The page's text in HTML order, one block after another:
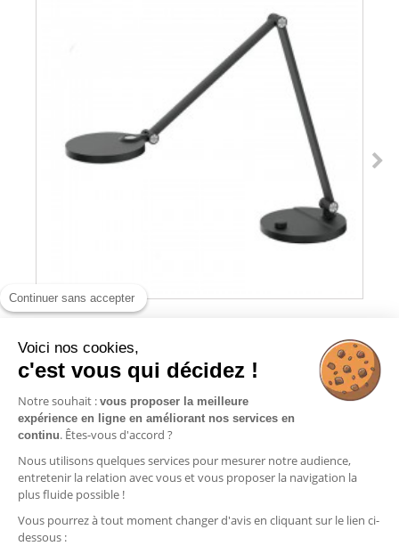
LAMPE DE BUREAU LED FLEXIBLE -
Ajouter au panier
Informations
Continuer sans accepter
Voici nos cookies,
c'est vous qui décidez !
Notre souhait : vous proposer la meilleure
expérience en ligne en améliorant nos services en
continu. Êtes-vous d'accord ?
Nous utilisons quelques services pour mesurer notre audience,
entretenir la relation avec vous et vous proposer la navigation la
plus fluide possible !
Vous pourrez à tout moment changer d'avis en cliquant sur le lien ci-
dessous :